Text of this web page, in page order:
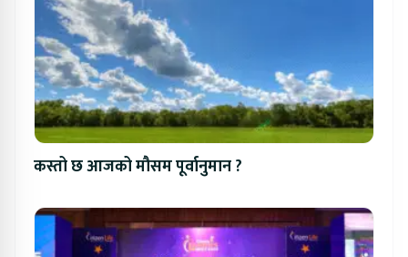
कस्तो छ आजको मौसम पूर्वानुमान ?